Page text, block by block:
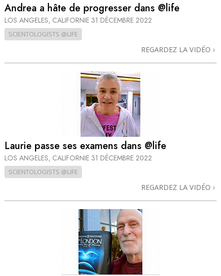
Andrea a hâte de progresser dans @life
LOS ANGELES, CALIFORNIE 31 DÉCEMBRE 2022
SCIENTOLOGISTS @LIFE
REGARDEZ LA VIDÉO
Laurie passe ses examens dans @life
LOS ANGELES, CALIFORNIE 31 DÉCEMBRE 2022
SCIENTOLOGISTS @LIFE
REGARDEZ LA VIDÉO